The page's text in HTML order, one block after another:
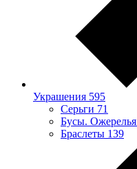
Украшения 595
Серьги 71
Бусы. Ожерелья
Браслеты 139